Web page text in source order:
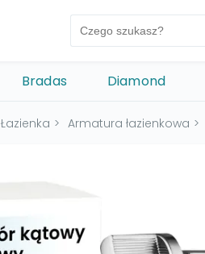
Bradas Diamond
Łazienka > Armatura łazienkowa >